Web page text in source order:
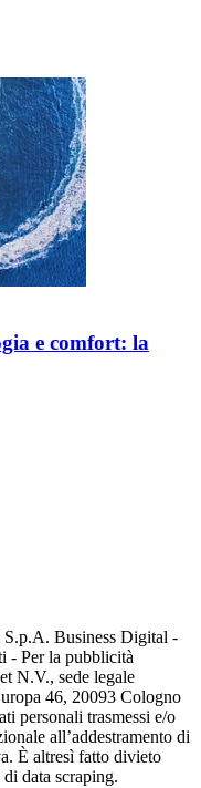
e comfort: la
Business Digital -
- Per la pubblicità
N.V., sede legale
46, 20093 Cologno
personali trasmessi e/o
all’addestramento di
È altresì fatto divieto
data scraping.